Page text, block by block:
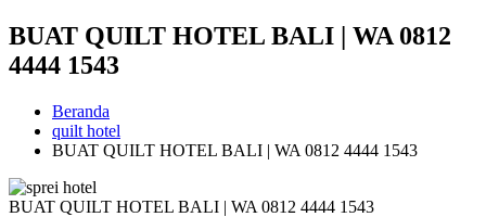
BUAT QUILT HOTEL BALI | WA 0812
4444 1543
Beranda
quilt hotel
BUAT QUILT HOTEL BALI | WA 0812 4444 1543
BUAT QUILT HOTEL BALI | WA 0812 4444 1543